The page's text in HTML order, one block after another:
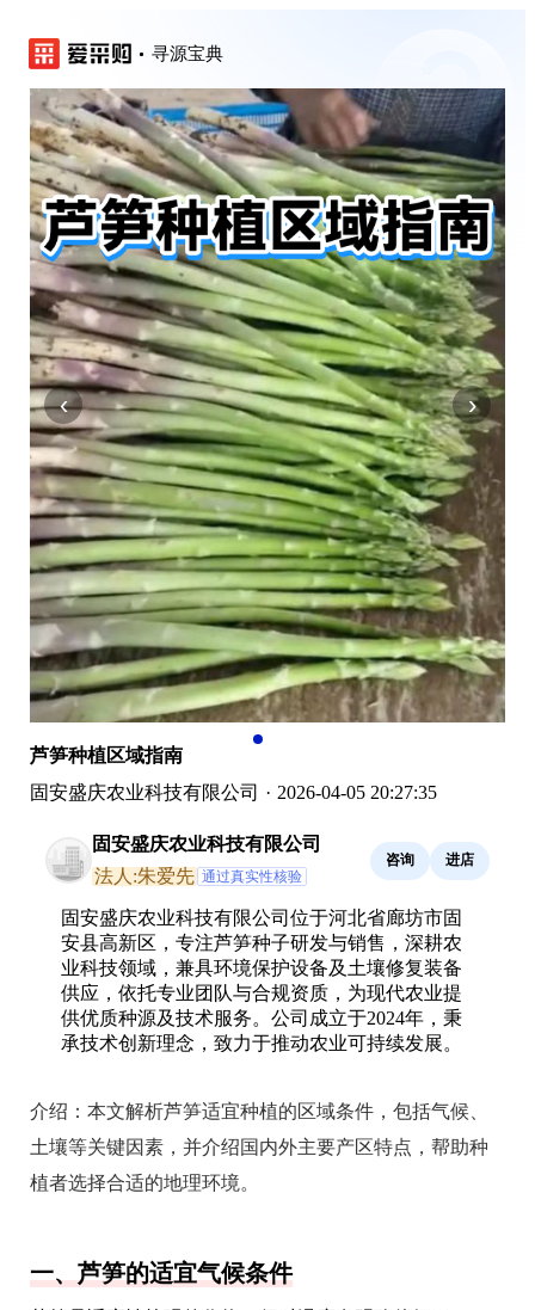
寻源宝典
‹ ›
芦笋种植区域指南
固安盛庆农业科技有限公司 · 2026-04-05 20:27:35
固安盛庆农业科技有限公司
法人:朱爱先 通过真实性核验
咨询 进店
固安盛庆农业科技有限公司位于河北省廊坊市固
安县高新区，专注芦笋种子研发与销售，深耕农
业科技领域，兼具环境保护设备及土壤修复装备
供应，依托专业团队与合规资质，为现代农业提
供优质种源及技术服务。公司成立于2024年，秉
承技术创新理念，致力于推动农业可持续发展。
介绍： 本文解析芦笋适宜种植的区域条件，包括气候、
土壤等关键因素，并介绍国内外主要产区特点，帮助种
植者选择合适的地理环境。
一、芦笋的适宜气候条件